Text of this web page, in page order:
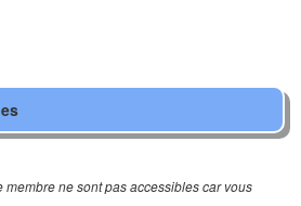
membre ne sont pas accessibles car vous